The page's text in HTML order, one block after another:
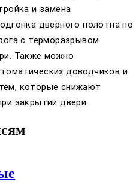
и замена
дверного полотна по
с терморазрывом
Также можно
доводчиков и
которые снижают
закрытии двери.